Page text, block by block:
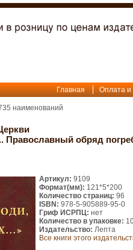
Главная Оплата и
наименований
Православный обряд
Артикул: 9109
Формат(мм): 121*5*200
Количество страниц: 96
ISBN: 978-5-905889-95-0
Гриф ИСРПЦ: нет
Количество в упаковке:
Издательство: Лепта
Все книги этого